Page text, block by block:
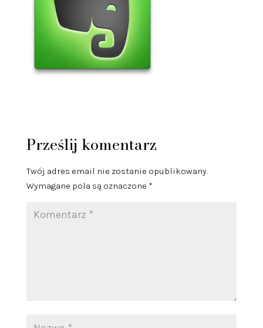
Prześlij komentarz
Twój adres email nie zostanie opublikowany.
Wymagane pola są oznaczone *